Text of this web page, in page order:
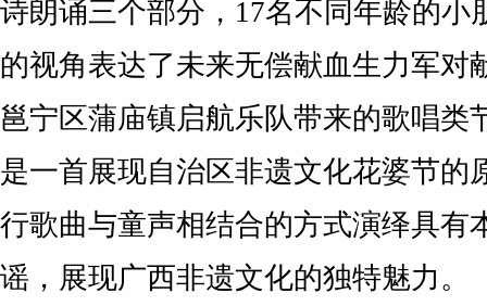
诗朗诵三个部分，17名不同年龄的小
的视角表达了未来无偿献血生力军对
邕宁区蒲庙镇启航乐队带来的歌唱类
是一首展现自治区非遗文化花婆节的
行歌曲与童声相结合的方式演绎具有
谣，展现广西非遗文化的独特魅力。